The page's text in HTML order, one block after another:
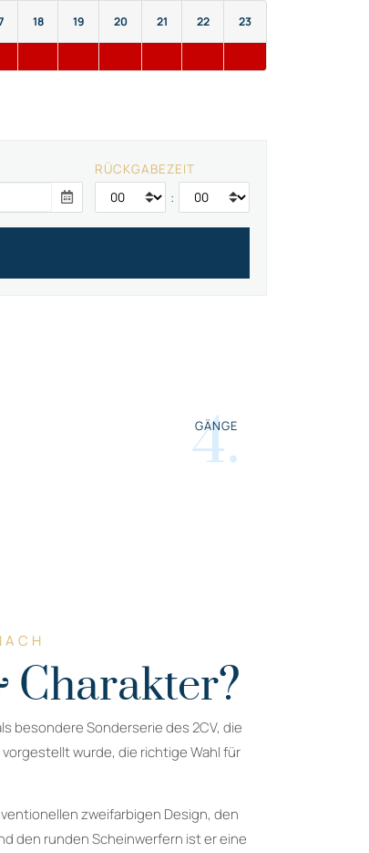
18 19 20 21 22 23
RÜCKGABEZEIT
:
4.
GÄNGE
Charakter?
besondere Sonderserie des 2CV, die
wurde, die richtige Wahl für
zweifarbigen Design, den
den runden Scheinwerfern ist er eine